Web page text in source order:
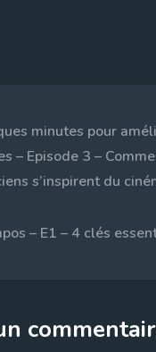
minutes pour
– Episode 3 –
s’inspirent du
– E1 – 4 clés